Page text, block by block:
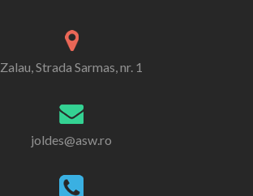
Zalau, Strada Sarmas, nr. 1
joldes@asw.ro